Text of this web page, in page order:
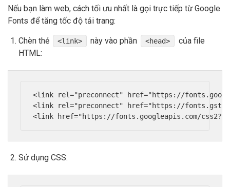
Nếu bạn làm web, cách tối ưu nhất là gọi trực tiếp từ Google
Fonts để tăng tốc độ tải trang:
Chèn thẻ <link> này vào phần <head>
của file
HTML:
<link rel="preconnect" href="https://
<link rel="preconnect" href="https://
Sử dụng CSS: